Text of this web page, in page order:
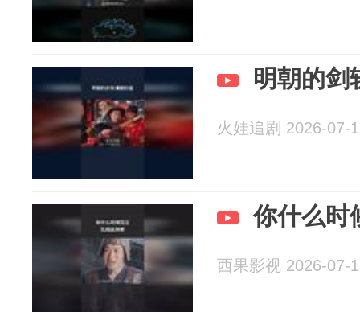
明朝的剑
火娃追剧 2026-07-
你什么时
西果影视 2026-07-